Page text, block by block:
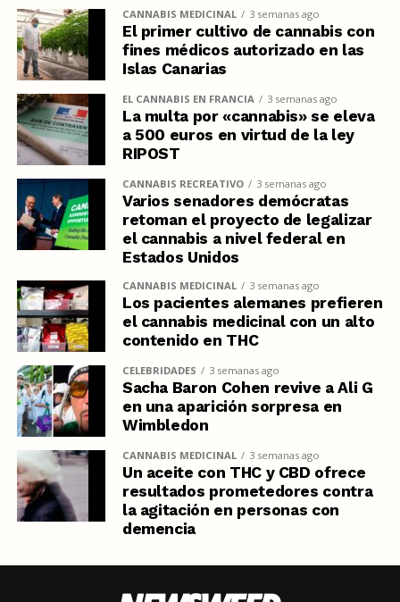
CANNABIS MEDICINAL 3 semanas ago
El primer cultivo de cannabis con
fines médicos autorizado en las
Islas Canarias
EL CANNABIS EN FRANCIA 3 semanas ago
La multa por «cannabis» se eleva
a 500 euros en virtud de la ley
RIPOST
CANNABIS RECREATIVO 3 semanas ago
Varios senadores demócratas
retoman el proyecto de legalizar
el cannabis a nivel federal en
Estados Unidos
CANNABIS MEDICINAL 3 semanas ago
Los pacientes alemanes prefieren
el cannabis medicinal con un alto
contenido en THC
CELEBRIDADES 3 semanas ago
Sacha Baron Cohen revive a Ali G
en una aparición sorpresa en
Wimbledon
CANNABIS MEDICINAL 3 semanas ago
Un aceite con THC y CBD ofrece
resultados prometedores contra
la agitación en personas con
demencia